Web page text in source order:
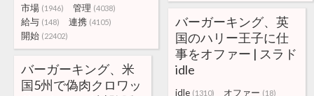
市場 (1946) 管理 (4038)
給与 (148) 連携 (4105)
開始 (22402)
バーガーキング、英
国のハリー王子に仕
事をオファー | スラド
idle
idle (1310) オファー (18)
バーガーキング、米
国5州で偽肉クロワッ